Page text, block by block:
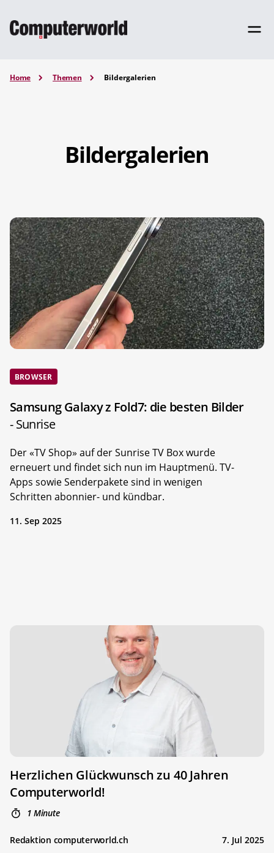
Home Themen Bildergalerien
Bildergalerien
BROWSER
Samsung Galaxy z Fold7: die besten Bilder
- Sunrise
Der «TV Shop» auf der Sunrise TV Box wurde
erneuert und findet sich nun im Hauptmenü. TV-
Apps sowie Senderpakete sind in wenigen
Schritten abonnier- und kündbar.
11. Sep 2025
Herzlichen Glückwunsch zu 40 Jahren
Computerworld!
1 Minute
Redaktion computerworld.ch 7. Jul 2025